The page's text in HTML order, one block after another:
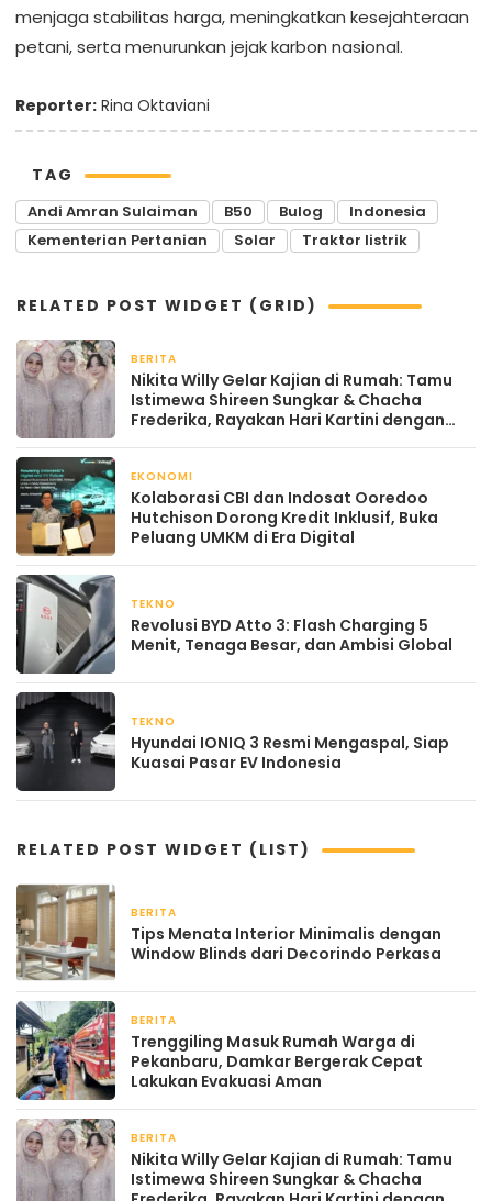
menjaga stabilitas harga, meningkatkan kesejahteraan
petani, serta menurunkan jejak karbon nasional.
Reporter: Rina Oktaviani
TAG
Andi Amran Sulaiman B50 Bulog
Indonesia
Kementerian Pertanian
Solar Traktor listrik
RELATED POST WIDGET (GRID)
BERITA
Nikita Willy Gelar Kajian di Rumah: Tamu
Istimewa Shireen Sungkar & Chacha
Frederika, Rayakan Hari Kartini dengan
EKONOMI
Kolaborasi CBI dan Indosat Ooredoo
Hutchison Dorong Kredit Inklusif, Buka
Peluang UMKM di Era Digital
TEKNO
Revolusi BYD Atto 3: Flash Charging 5
Menit, Tenaga Besar, dan Ambisi Global
TEKNO
Hyundai IONIQ 3 Resmi Mengaspal, Siap
Kuasai Pasar EV Indonesia
RELATED POST WIDGET (LIST)
BERITA
Tips Menata Interior Minimalis dengan
Window Blinds dari Decorindo Perkasa
BERITA
Trenggiling Masuk Rumah Warga di
Pekanbaru, Damkar Bergerak Cepat
Lakukan Evakuasi Aman
BERITA
Nikita Willy Gelar Kajian di Rumah: Tamu
Istimewa Shireen Sungkar & Chacha